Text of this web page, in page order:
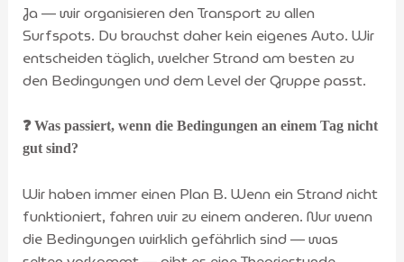
Ja — wir organisieren den Transport zu allen
Surfspots. Du brauchst daher kein eigenes Auto. Wir
entscheiden täglich, welcher Strand am besten zu
den Bedingungen und dem Level der Gruppe passt.
❓ Was passiert, wenn die Bedingungen an einem Tag nicht
gut sind?
Wir haben immer einen Plan B. Wenn ein Strand nicht
funktioniert, fahren wir zu einem anderen. Nur wenn
die Bedingungen wirklich gefährlich sind — was